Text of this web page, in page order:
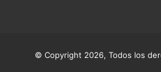
© Copyright 2026, Todos los